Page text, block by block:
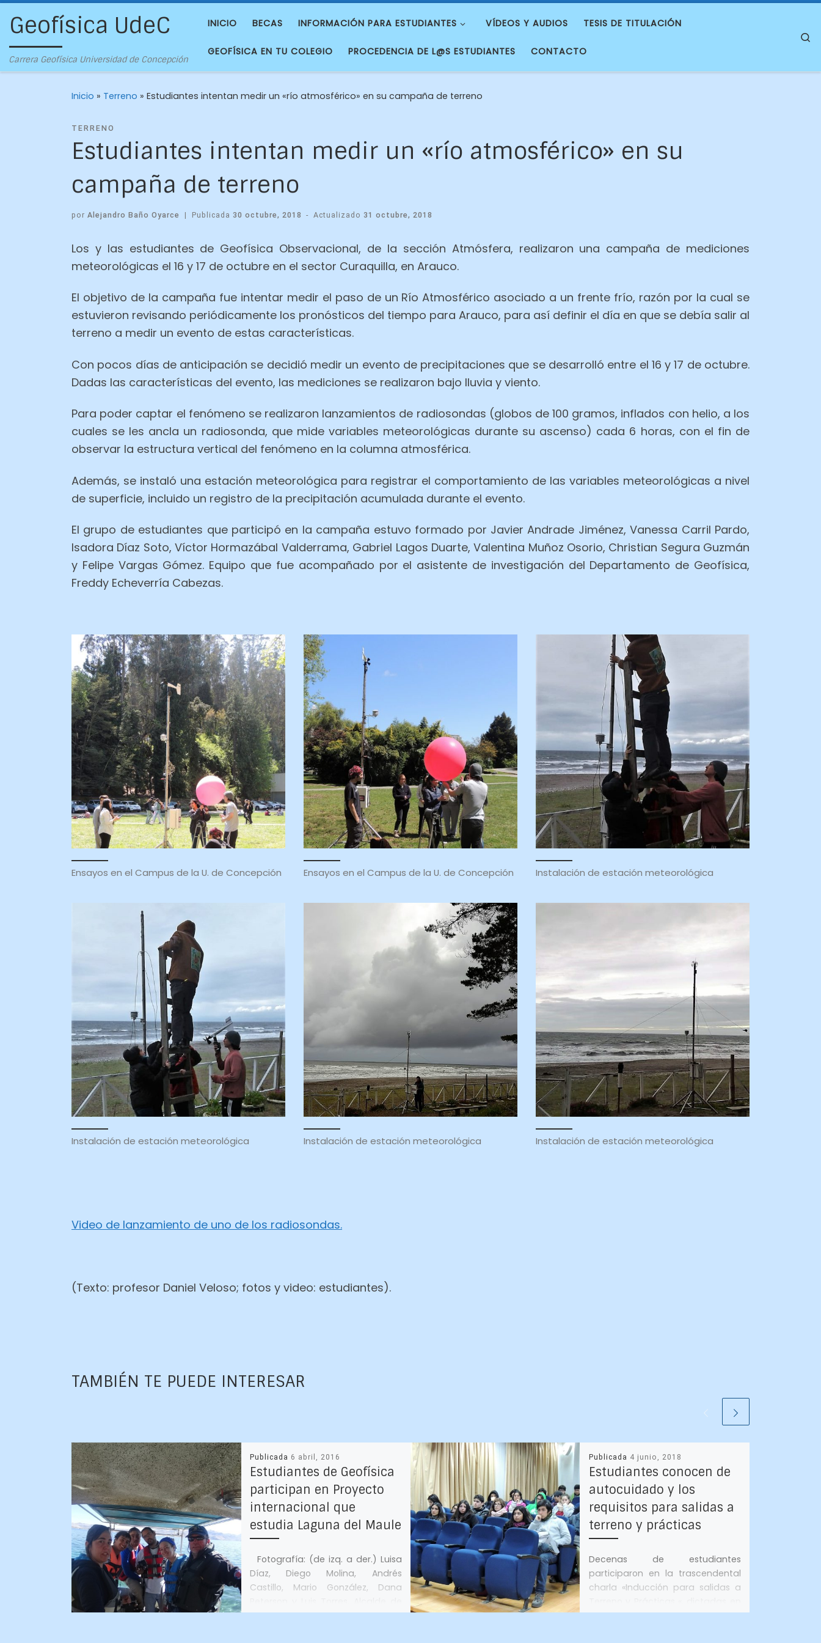
Geofísica UdeC
Carrera Geofísica Universidad de Concepción
INICIO BECAS INFORMACIÓN PARA ESTUDIANTES VÍDEOS Y AUDIOS TESIS DE TITULACIÓN
GEOFÍSICA EN TU COLEGIO PROCEDENCIA DE L@S ESTUDIANTES CONTACTO
Inicio » Terreno » Estudiantes intentan medir un «río atmosférico» en su campaña de terreno
TERRENO
Estudiantes intentan medir un «río atmosférico» en su
campaña de terreno
por Alejandro Baño Oyarce | Publicada 30 octubre, 2018 - Actualizado 31 octubre, 2018
Los y las estudiantes de Geofísica Observacional, de la sección Atmósfera, realizaron una campaña de mediciones
meteorológicas el 16 y 17 de octubre en el sector Curaquilla, en Arauco.
El objetivo de la campaña fue intentar medir el paso de un Río Atmosférico asociado a un frente frío, razón por la cual se
estuvieron revisando periódicamente los pronósticos del tiempo para Arauco, para así definir el día en que se debía salir al
terreno a medir un evento de estas características.
Con pocos días de anticipación se decidió medir un evento de precipitaciones que se desarrolló entre el 16 y 17 de octubre.
Dadas las características del evento, las mediciones se realizaron bajo lluvia y viento.
Para poder captar el fenómeno se realizaron lanzamientos de radiosondas (globos de 100 gramos, inflados con helio, a los
cuales se les ancla un radiosonda, que mide variables meteorológicas durante su ascenso) cada 6 horas, con el fin de
observar la estructura vertical del fenómeno en la columna atmosférica.
Además, se instaló una estación meteorológica para registrar el comportamiento de las variables meteorológicas a nivel
de superficie, incluido un registro de la precipitación acumulada durante el evento.
El grupo de estudiantes que participó en la campaña estuvo formado por Javier Andrade Jiménez, Vanessa Carril Pardo,
Isadora Díaz Soto, Víctor Hormazábal Valderrama, Gabriel Lagos Duarte, Valentina Muñoz Osorio, Christian Segura Guzmán
y Felipe Vargas Gómez. Equipo que fue acompañado por el asistente de investigación del Departamento de Geofísica,
Freddy Echeverría Cabezas.
Ensayos en el Campus de la U. de Concepción Ensayos en el Campus de la U. de Concepción Instalación de estación meteorológica
Instalación de estación meteorológica Instalación de estación meteorológica Instalación de estación meteorológica
Video de lanzamiento de uno de los radiosondas.
(Texto: profesor Daniel Veloso; fotos y video: estudiantes).
TAMBIÉN TE PUEDE INTERESAR
Publicada 6 abril, 2016
Estudiantes de Geofísica
participan en Proyecto
internacional que
estudia Laguna del Maule
Fotografía: (de izq. a der.) Luisa
Díaz, Diego Molina, Andrés
Castillo, Mario González, Dana
mar de la […]
Publicada 4 junio, 2018
Estudiantes conocen de
autocuidado y los
requisitos para salidas a
terreno y prácticas
Decenas de estudiantes
participaron en la trascendental
charla «Inducción para salidas a
conjunto por los académicos […]